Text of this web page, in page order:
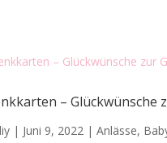
– Glückwünsche
| Juni 9, 2022| Anlässe,